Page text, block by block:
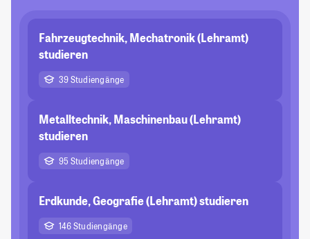
Fahrzeugtechnik, Mechatronik (Lehramt)
studieren
39 Studiengänge
Metalltechnik, Maschinenbau (Lehramt)
studieren
95 Studiengänge
Erdkunde, Geografie (Lehramt) studieren
146 Studiengänge